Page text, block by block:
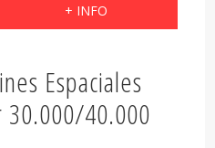
+ INFO
Espaciales
30.000/40.000